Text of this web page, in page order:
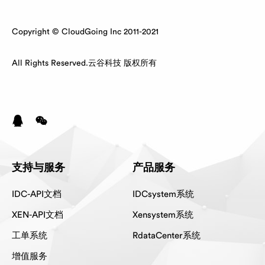
Copyright © CloudGoing Inc 2011-2021
All Rights Reserved.云谷科技 版权所有
支持与服务
IDC-API文档
XEN-API文档
工单系统
增值服务
产品服务
IDCsystem系统
Xensystem系统
RdataCenter系统